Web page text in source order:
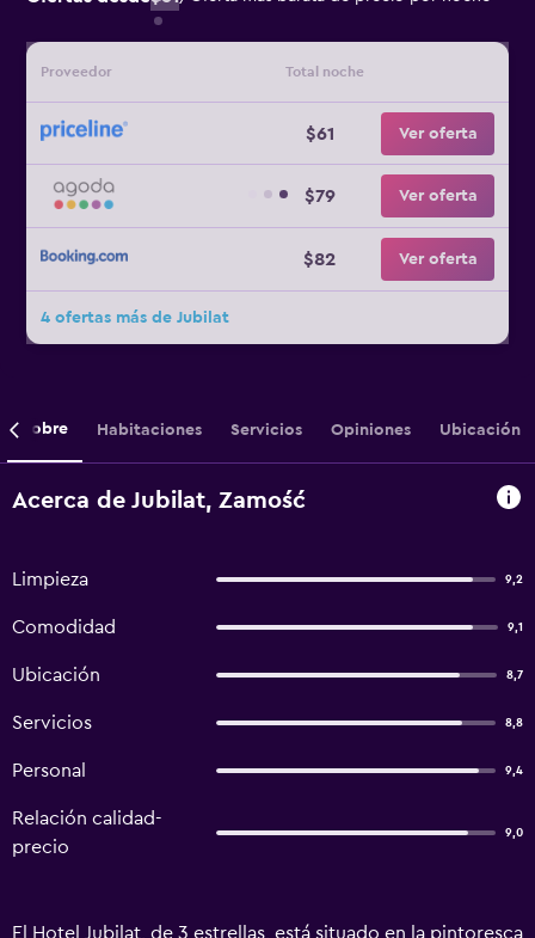
Proveedor Total noche
$61 Ver oferta
$79 Ver oferta
$82 Ver oferta
4 ofertas más de Jubilat
Sobre Habitaciones Servicios Opiniones Ubicación
Acerca de Jubilat, Zamość
Limpieza 9,2
Comodidad 9,1
Ubicación 8,7
Servicios 8,8
Personal 9,4
Relación calidad-
precio
9,0
El Hotel Jubilat, de 3 estrellas, está situado en la pintoresca